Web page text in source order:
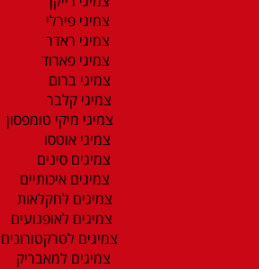
צמיגי פירלי
צמיגי ראדר
צמיגי פארוד
צמיגי ברום
צמיגי קלבר
צמיגי מיקי טומפסון
צמיגי אוטסו
צמיגים סינים
צמיגים איכותיים
צמיגים לחקלאות
צמיגים לאופנועים
צמיגים לטרקטורונים
צמיגים למאבריק